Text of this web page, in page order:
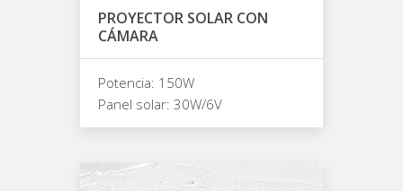
PROYECTOR SOLAR CON
CÁMARA
Potencia: 150W
Panel solar: 30W/6V